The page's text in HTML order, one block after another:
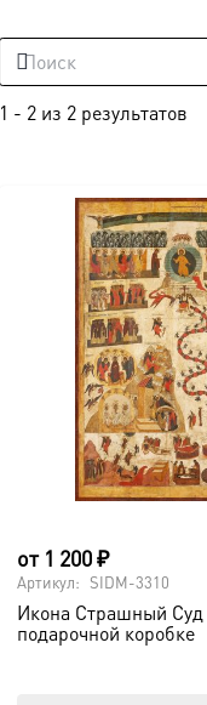
1 - 2 из 2 результатов
от 1 200₽
Артикул: SIDM-3310
Икона Страшный Суд
подарочной коробке